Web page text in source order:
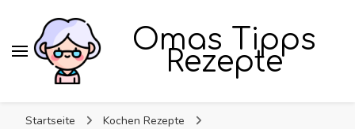
Omas Tipps
Rezepte
Startseite
Kochen Rezepte